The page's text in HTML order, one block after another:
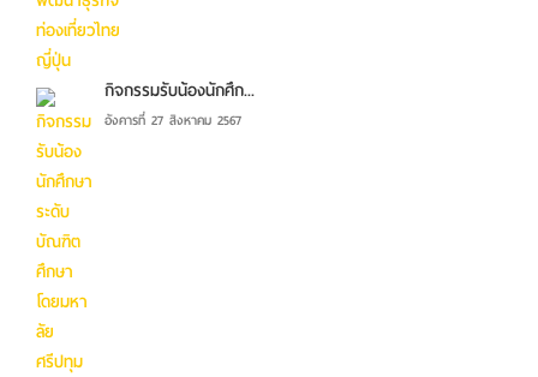
กิจกรรมรับน้องนักศึก...
อังคารที่ 27 สิงหาคม 2567